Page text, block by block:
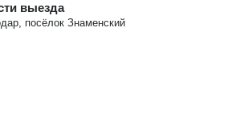
выезда
посёлок Знаменский